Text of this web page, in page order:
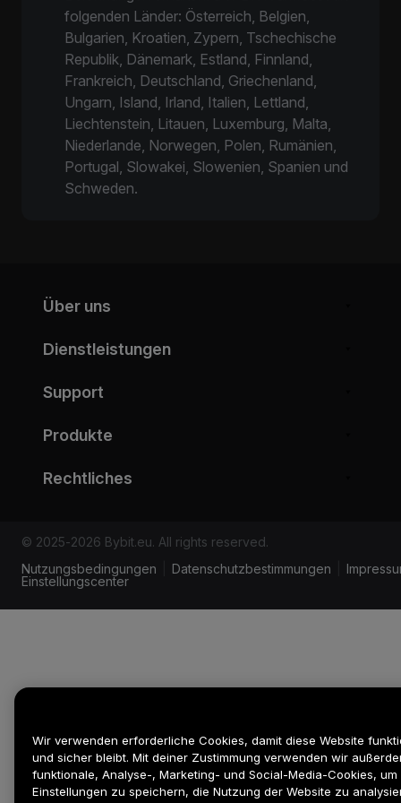
folgenden Länder: Österreich, Belgien,
Bulgarien, Kroatien, Zypern, Tschechische
Republik, Dänemark, Estland, Finnland,
Frankreich, Deutschland, Griechenland,
Ungarn, Island, Irland, Italien, Lettland,
Liechtenstein, Litauen, Luxemburg, Malta,
Niederlande, Norwegen, Polen, Rumänien,
Portugal, Slowakei, Slowenien, Spanien und
Schweden.
Über uns
Dienstleistungen
Support
Produkte
Rechtliches
© 2025-2026 Bybit.eu. All rights reserved.
Nutzungsbedingungen
Datenschutzbestimmungen
Einstellungscenter
Wir verwenden erforderliche Cookies, damit diese Website
und sicher bleibt. Mit deiner Zustimmung verwenden wir
funktionale, Analyse-, Marketing- und Social-Media-Cookies, um
Einstellungen zu speichern, die Nutzung der Website zu